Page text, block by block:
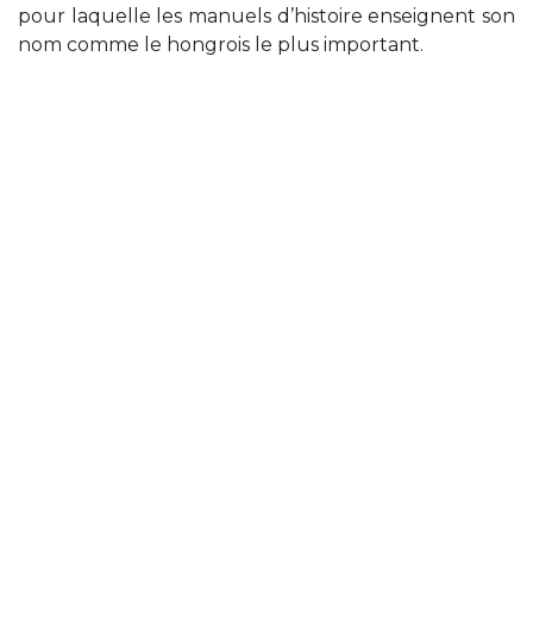
pour laquelle les manuels d’histoire enseignent son
nom comme le hongrois le plus important.